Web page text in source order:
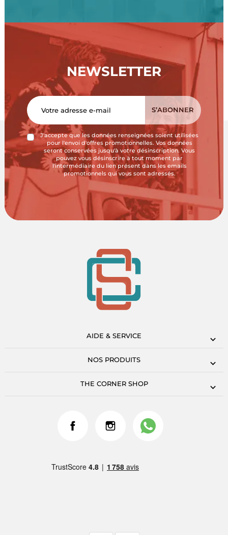
NEWSLETTER
J'accepte que les données renseignées soient utilisées
pour l'envoi d'offres promotionnelles. Vos données
seront conservées jusqu'à votre désinscription. Vous
pouvez vous désinscrire à tout moment par
l'intermédiaire du lien présent dans les emails
promotionnels qui vous sont adressés.
AIDE & SERVICE
NOS PRODUITS
THE CORNER SHOP